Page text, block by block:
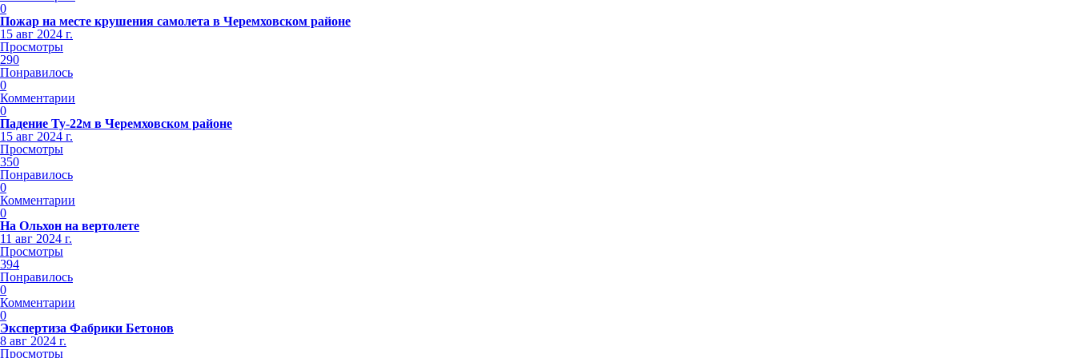
0
Пожар на месте крушения самолета в Черемховском районе
15 авг 2024 г.
Просмотры
290
Понравилось
0
Комментарии
0
Падение Ту-22м в Черемховском районе
15 авг 2024 г.
Просмотры
350
Понравилось
0
Комментарии
0
На Ольхон на вертолете
11 авг 2024 г.
Просмотры
394
Понравилось
0
Комментарии
0
Экспертиза Фабрики Бетонов
8 авг 2024 г.
Просмотры